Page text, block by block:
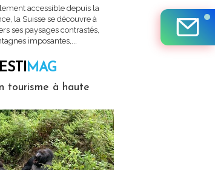
accessible depuis la
la Suisse se découvre à
ses paysages contrastés,
imposantes,...
MAG
tourisme à haute